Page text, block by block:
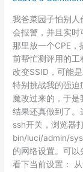
件
设
置
IPv6
防
火
墙
我爸菜园子怕别
会报警，并且实时
那里放一个CPE，
前帮忙测评用的工
改变SSID，可能
特别挑战我的强迫
魔改过来的，于是
结果还真做到了。
ssh开关，浏览器
bin/luci/admin/
的网络设置。可
看下当前设置：